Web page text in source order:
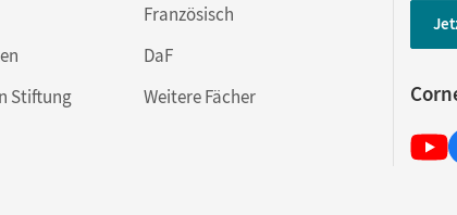
Stiftung
Französisch
DaF
Weitere Fächer